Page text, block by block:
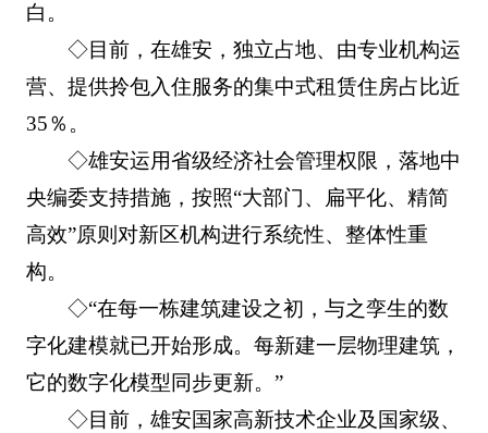
白。
◇目前，在雄安，独立占地、由专业机构运
营、提供拎包入住服务的集中式租赁住房占比近
35％。
◇雄安运用省级经济社会管理权限，落地中
央编委支持措施，按照“大部门、扁平化、精简
高效”原则对新区机构进行系统性、整体性重
构。
◇“在每一栋建筑建设之初，与之孪生的数
字化建模就已开始形成。每新建一层物理建筑，
它的数字化模型同步更新。”
◇目前，雄安国家高新技术企业及国家级、